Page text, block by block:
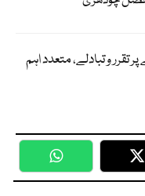
تقرر و تبادلے، متعدد اہم
WhatsApp